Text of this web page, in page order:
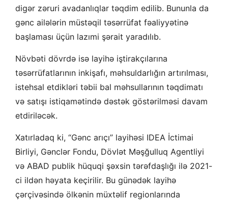
digər zəruri avadanlıqlar təqdim edilib. Bununla da
gənc ailələrin müstəqil təsərrüfat fəaliyyətinə
başlaması üçün lazımi şərait yaradılıb.
Növbəti dövrdə isə layihə iştirakçılarına
təsərrüfatlarının inkişafı, məhsuldarlığın artırılması,
istehsal etdikləri təbii bal məhsullarının təqdimatı
və satışı istiqamətində dəstək göstərilməsi davam
etdiriləcək.
Xatırladaq ki, “Gənc arıçı” layihəsi IDEA İctimai
Birliyi, Gənclər Fondu, Dövlət Məşğulluq Agentliyi
və ABAD publik hüquqi şəxsin tərəfdaşlığı ilə 2021-
ci ildən həyata keçirilir. Bu günədək layihə
çərçivəsində ölkənin müxtəlif regionlarında